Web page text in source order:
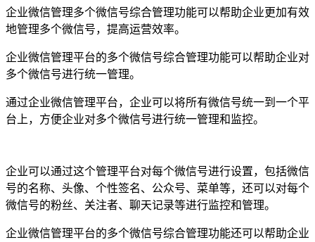
企业微信管理多个微信号综合管理功能可以帮助企业更加有效
地管理多个微信号，提高运营效率。
企业微信管理平台的多个微信号综合管理功能可以帮助企业对
多个微信号进行统一管理。
通过企业微信管理平台，企业可以将所有微信号统一到一个平
台上，方便企业对多个微信号进行统一管理和监控。
企业可以通过这个管理平台对每个微信号进行设置，包括微信
号的名称、头像、个性签名、公众号、菜单等，还可以对每个
微信号的粉丝、关注者、聊天记录等进行监控和管理。
企业微信管理平台的多个微信号综合管理功能还可以帮助企业